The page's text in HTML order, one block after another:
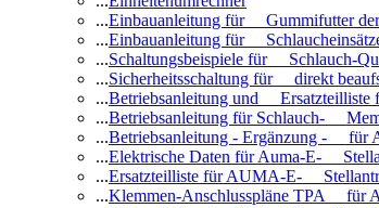
...Einbauanleitung für Gummifutter
...Einbauanleitung für
...Schaltungsbeispiele für Schlauch-
...Sicherheitsschaltung für direkt
...Betriebsanleitung und
...Betriebsanleitung für Schlauch-
...Betriebsanleitung - Ergänzung - für
...Elektrische Daten für Auma-E-
...Ersatzteilliste für AUMA-E-
...Klemmen-Anschlusspläne TPA für